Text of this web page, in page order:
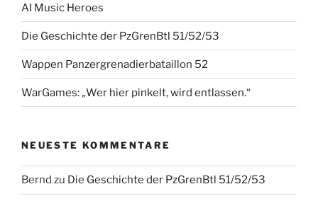
AI Music Heroes
Die Geschichte der PzGrenBtl 51/52/53
Wappen Panzergrenadierbataillon 52
WarGames: „Wer hier pinkelt, wird entlassen.“
NEUESTE KOMMENTARE
Bernd zu Die Geschichte der PzGrenBtl 51/52/53